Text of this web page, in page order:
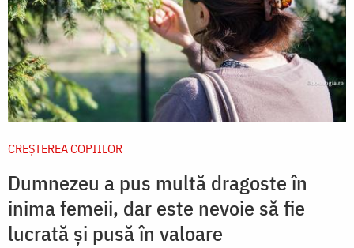
CREŞTEREA COPIILOR
Dumnezeu a pus multă dragoste în
inima femeii, dar este nevoie să fie
lucrată și pusă în valoare